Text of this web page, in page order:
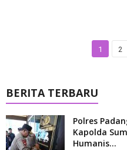
1 2
BERITA TERBARU
Polres
Kapolda
Humanis...